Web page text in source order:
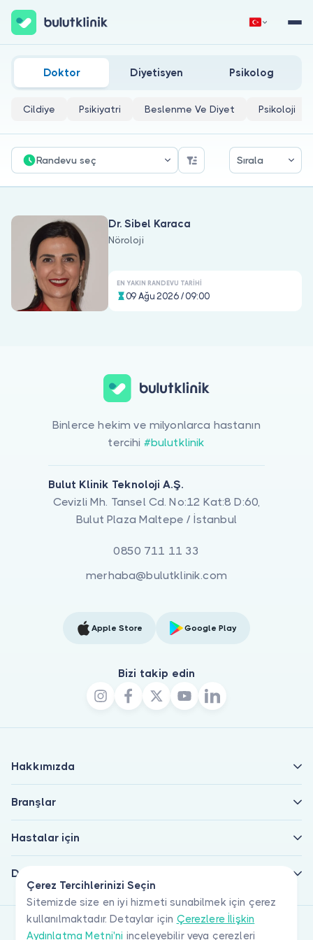
Hastalar için
Doktorlar için
Doktor musunuz?
Hemen Kaydol Giriş Yap
Femoral Nöropati Doktorları
Doktor Diyetisyen Psikolog
Cildiye Psikiyatri Beslenme Ve Diyet Psikoloji
Randevu seç Sırala
Dr. Sibel Karaca
Nöroloji
EN YAKIN RANDEVU TARIHI
09 Ağu 2026 / 09:00
Çerez Tercihlerinizi Seçin
Sitemizde size en iyi hizmeti sunabilmek için çerez
kullanılmaktadır. Detaylar için Çerezlere İlişkin
Aydınlatma Metni'ni inceleyebilir veya çerezleri
Binlerce hekim ve milyonlarca hastanın
tercihi #bulutklinik
Bulut Klinik Teknoloji A.Ş.
Cevizli Mh. Tansel Cd. No:12 Kat:8 D:60,
Bulut Plaza Maltepe / İstanbul
0850 711 11 33
merhaba@bulutklinik.com
Apple Store Google Play
Bizi takip edin
Hakkımızda
Branşlar
Hastalar için
Doktorlar için